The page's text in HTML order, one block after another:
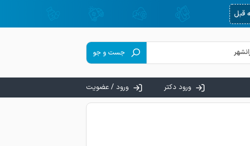
جست و جو
ورود دکتر ورود / عضویت